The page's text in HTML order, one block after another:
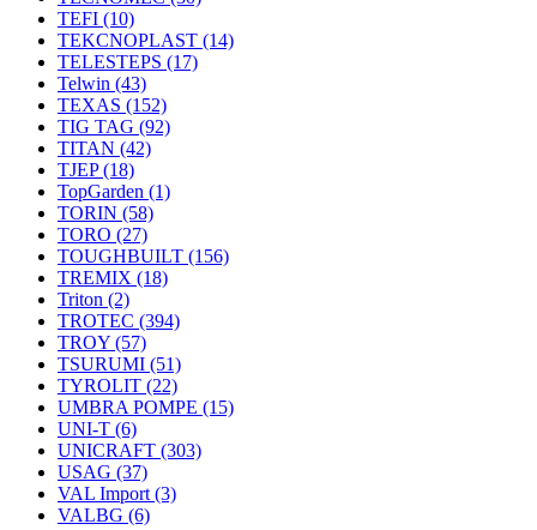
TEFI (10)
TEKCNOPLAST (14)
TELESTEPS (17)
Telwin (43)
TEXAS (152)
TIG TAG (92)
TITAN (42)
TJEP(18)
TopGarden (1)
TORIN (58)
TORO (27)
TOUGHBUILT (156)
TREMIX (18)
Triton (2)
TROTEC (394)
TROY (57)
TSURUMI (51)
TYROLIT (22)
UMBRA POMPE (15)
UNI-T (6)
UNICRAFT (303)
USAG (37)
VAL Import (3)
VALBG (6)